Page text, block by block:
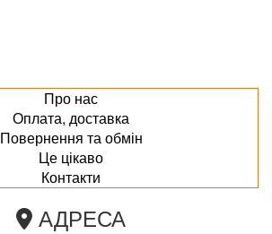
Про нас
Оплата, доставка
Повернення та обмін
Це цікаво
Контакти
АДРЕСА